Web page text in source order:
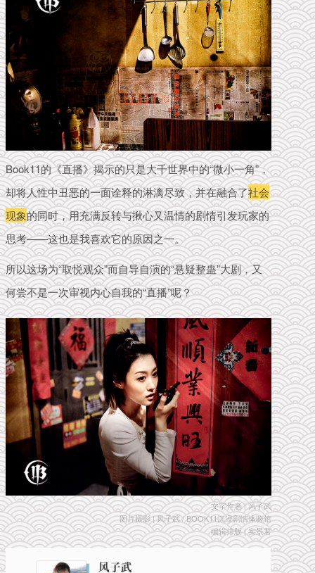
Book11的《直播》揭示的只是大千世界中的“微小一角”，
却将人性中丑恶的一面诠释的淋漓尽致，并在融合了社会
现象的同时，用充满反转与揪心又温情的剧情引发玩家的
思考——这也是我喜欢它的原因之一。
所以这场为“取悦观众”而自导自演的“悬疑整蛊”大剧，又
何尝不是一次审视内心自我的“直播”呢？
文字作者 | 风子武
图片摄影 | 风子武 / BOOK11沉浸剧情体验馆
编辑排版 | 实景君